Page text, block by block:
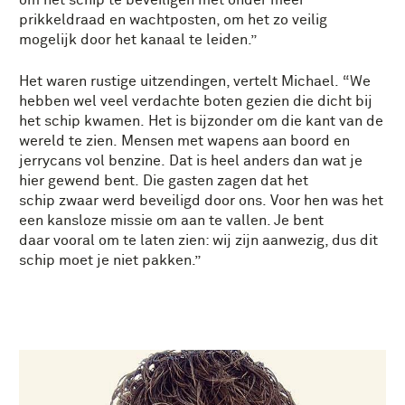
prikkeldraad en wachtposten, om het zo veilig
mogelijk door het kanaal te leiden.”
Het waren rustige uitzendingen, vertelt Michael. “We
hebben wel veel verdachte boten gezien die dicht bij
het schip kwamen. Het is bijzonder om die kant van de
wereld te zien. Mensen met wapens aan boord en
jerrycans vol benzine. Dat is heel anders dan wat je
hier gewend bent. Die gasten zagen dat het
schip zwaar werd beveiligd door ons. Voor hen was het
een kansloze missie om aan te vallen. Je bent
daar vooral om te laten zien: wij zijn aanwezig, dus dit
schip moet je niet pakken.”